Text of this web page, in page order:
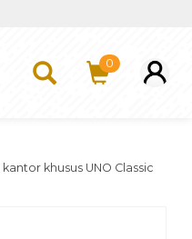
0
kantor khusus UNO Classic